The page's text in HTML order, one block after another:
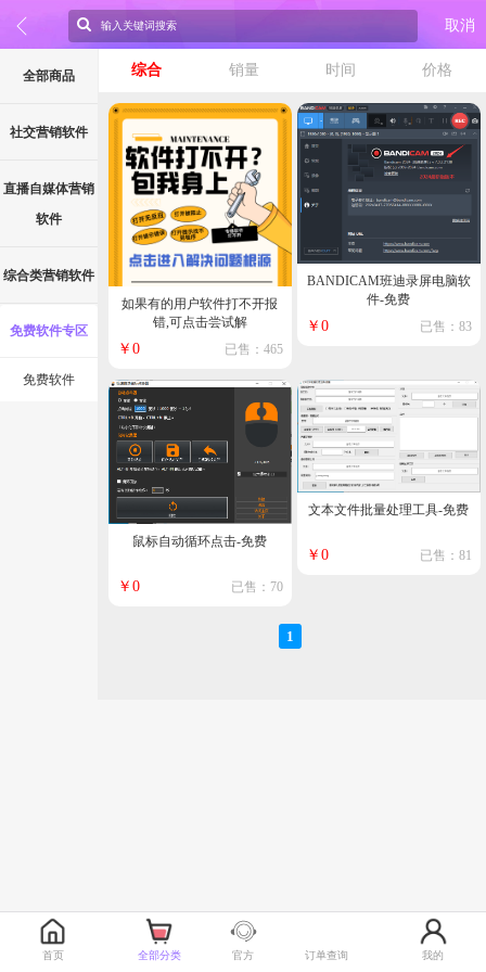
取消
首页 全部分类 官方 订单查询 我的
全部商品
社交营销软件
直播自媒体营销
软件
综合类营销软件
免费软件专区
免费软件
综合 销量 时间 价格
如果有的用户软件打不开报
错,可点击尝试解
￥0 已售：465
BANDICAM班迪录屏电脑软
件-免费
￥0 已售：83
鼠标自动循环点击-免费
￥0 已售：70
文本文件批量处理工具-免费
￥0 已售：81
1